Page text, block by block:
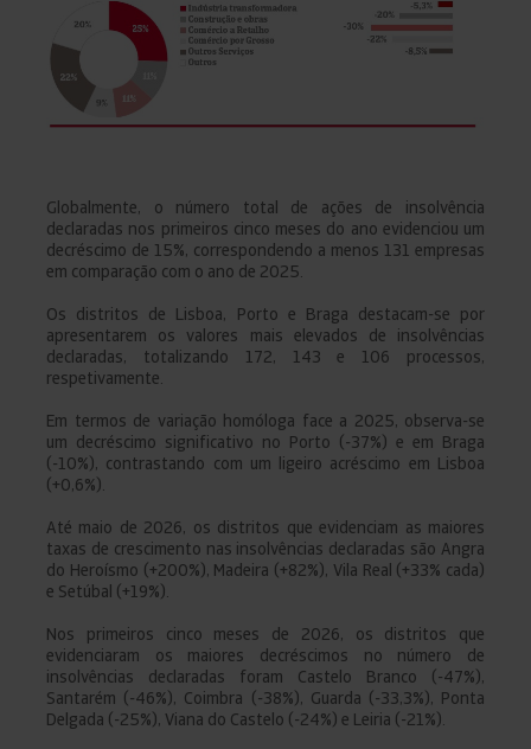
Globalmente, o número total de ações de insolvência
declaradas nos primeiros cinco meses do ano evidenciou um
decréscimo de 15%, correspondendo a menos 131 empresas
em comparação com o ano de 2025.
Os distritos de Lisboa, Porto e Braga destacam-se por
apresentarem os valores mais elevados de insolvências
declaradas, totalizando 172, 143 e 106 processos,
respetivamente.
Em termos de variação homóloga face a 2025, observa-se
um decréscimo significativo no Porto (-37%) e em Braga
(-10%), contrastando com um ligeiro acréscimo em Lisboa
(+0,6%).
Até maio de 2026, os distritos que evidenciam as maiores
taxas de crescimento nas insolvências declaradas são Angra
do Heroísmo (+200%), Madeira (+82%), Vila Real (+33% cada)
e Setúbal (+19%).
Nos primeiros cinco meses de 2026, os distritos que
evidenciaram os maiores decréscimos no número de
insolvências declaradas foram Castelo Branco (-47%),
Santarém (-46%), Coimbra (-38%), Guarda (-33,3%), Ponta
Delgada (-25%), Viana do Castelo (-24%) e Leiria (-21%).